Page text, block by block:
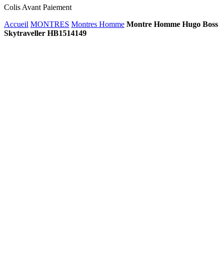
Colis Avant Paiement
Accueil MONTRES Montres Homme Montre Homme Hugo Boss
Skytraveller HB1514149